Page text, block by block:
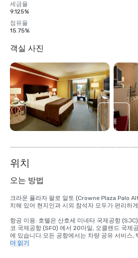
세금율
9.125%
점유율
15.75%
객실 사진
2
개
더
기
위치
오는 방법
크라운 플라자 팔로 알토 (Crowne Plaza Palo
치해 있어 현지인과 시외 참석자 모두가 편리하
항공 이용: 호텔은 산호세 미네타 국제공항
코 국제공항 (SFO) 에서 20마일, 오클랜드 국제
에 있습니다.모든 공항에서는 차량 공유 서비스,
교통 수단을 제공합니다.
더 읽기